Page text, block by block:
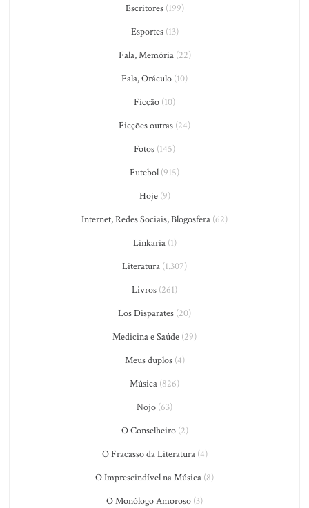
Escritores(199)
Esportes(13)
Fala, Memória(22)
Fala, Oráculo (10)
Ficção (10)
Ficções outras (24)
Fotos (145)
Futebol (915)
Hoje(9)
Internet, Redes Sociais, Blogosfera (62)
Linkaria(1)
Literatura (1.307)
Livros (261)
Los Disparates (20)
Medicina e Saúde (29)
Meus duplos(4)
Música (826)
Nojo (63)
O Conselheiro(2)
O Fracasso da Literatura(4)
O Imprescindível na Música (8)
O Monólogo Amoroso (3)